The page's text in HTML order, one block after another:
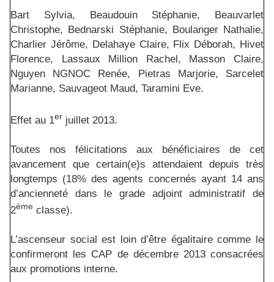
Bart Sylvia, Beaudouin Stéphanie, Beauvarlet
Christophe, Bednarski Stéphanie, Boulanger Nathalie,
Charlier Jérôme, Delahaye Claire, Flix Déborah, Hivet
Florence, Lassaux Million Rachel, Masson Claire,
Nguyen NGNOC Renée, Pietras Marjorie, Sarcelet
Marianne, Sauvageot Maud, Taramini Eve.
Effet au 1er juillet 2013.
Toutes nos félicitations aux bénéficiaires de cet
avancement que certain(e)s attendaient depuis très
longtemps (18% des agents concernés ayant 14 ans
d’ancienneté dans le grade adjoint administratif de
2ème classe).
L’ascenseur social est loin d’être égalitaire comme le
confirmeront les CAP de décembre 2013 consacrées
aux promotions interne.